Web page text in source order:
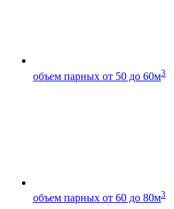
объем парных от 50 до 60м3
объем парных от 60 до 80м3